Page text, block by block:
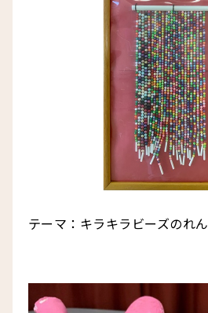
テーマ：キラキラビーズのれん